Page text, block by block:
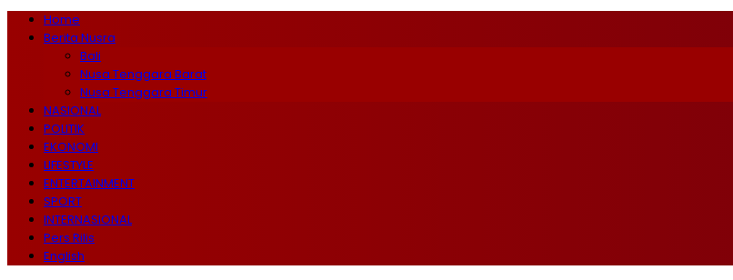
Home
Berita Nusra
Bali
Nusa Tenggara Barat
Nusa Tenggara Timur
NASIONAL
POLITIK
EKONOMI
LIFESTYLE
ENTERTAINMENT
SPORT
INTERNASIONAL
Pers Rilis
English